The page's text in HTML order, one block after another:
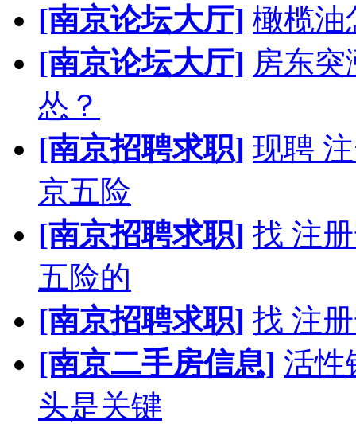
[南京论坛大厅] 橄榄油
[南京论坛大厅] 房东
怂？
[南京招聘求职] 现聘
京五险
[南京招聘求职] 找 注
五险的
[南京招聘求职] 找 注
[南京二手房信息] 活性
头是关键